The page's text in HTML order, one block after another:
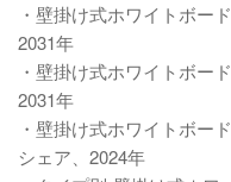
・壁掛け式ホワイトボー
2031年
・壁掛け式ホワイトボー
2031年
・壁掛け式ホワイトボー
シェア、2024年